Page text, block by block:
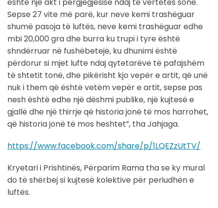
është një akt i përgjegjësisë ndaj të vërtetës sonë.
Sepse 27 vite më parë, kur neve kemi trashëguar
shumë pasoja të luftës, neve kemi trashëguar edhe
mbi 20,000 gra dhe burra ku trupi i tyre është
shndërruar në fushëbetejë, ku dhunimi është
përdorur si mjet lufte ndaj qytetarëve të pafajshëm
të shtetit tonë, dhe pikërisht kjo vepër e artit, që unë
nuk i them që është vetëm vepër e artit, sepse pas
nesh është edhe një dëshmi publike, një kujtesë e
gjallë dhe një thirrje që historia jonë të mos harrohet,
që historia jonë të mos heshtet”, tha Jahjaga.
https://www.facebook.com/share/p/1LQEZzUtTV/
Kryetari i Prishtinës, Përparim Rama tha se ky mural
do të shërbej si kujtesë kolektive për periudhën e
luftës.